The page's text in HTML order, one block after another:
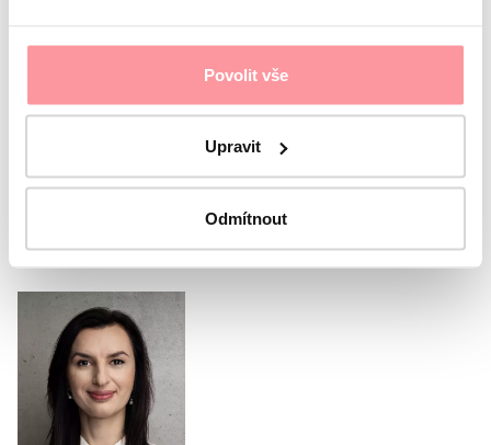
Povolit vše
Upravit
Odmítnout
modulo non può essere inviato senza il tuo consenso
Invia il modulo
Oppure chiama il nostro
coordinatore